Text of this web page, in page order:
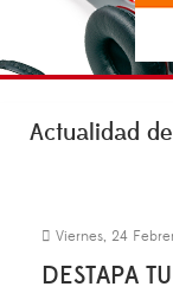
Actualidad
Viernes, 24
DESTAPA